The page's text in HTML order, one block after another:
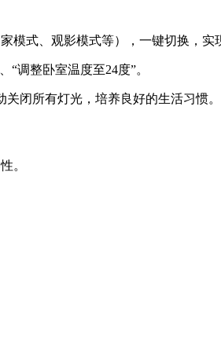
模式、观影模式等），一键切换，实
调整卧室温度至24度”。
闭所有灯光，培养良好的生活习惯。
。